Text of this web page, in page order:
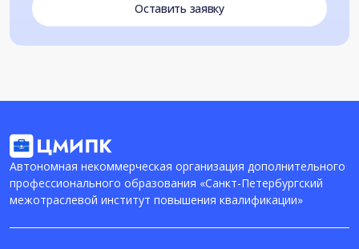
Оставить заявку
Автономная некоммерческая организация дополнительного
профессионального образования «Санкт-Петербургский
межотраслевой институт повышения квалификации»